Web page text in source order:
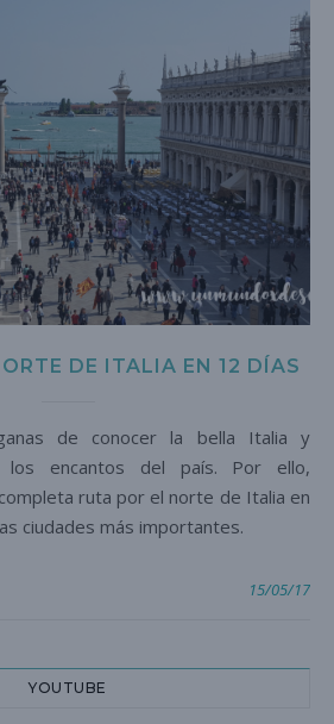
DE ITALIA EN 12 DÍAS
encantos del país. Por ello,
ruta por el norte de Italia en
ciudades más importantes.
15/05/17
YOUTUBE